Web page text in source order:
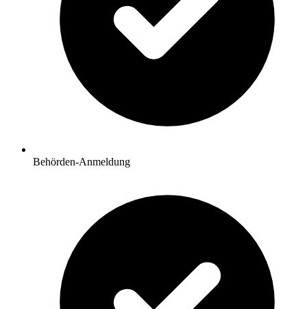
Behörden-Anmeldung